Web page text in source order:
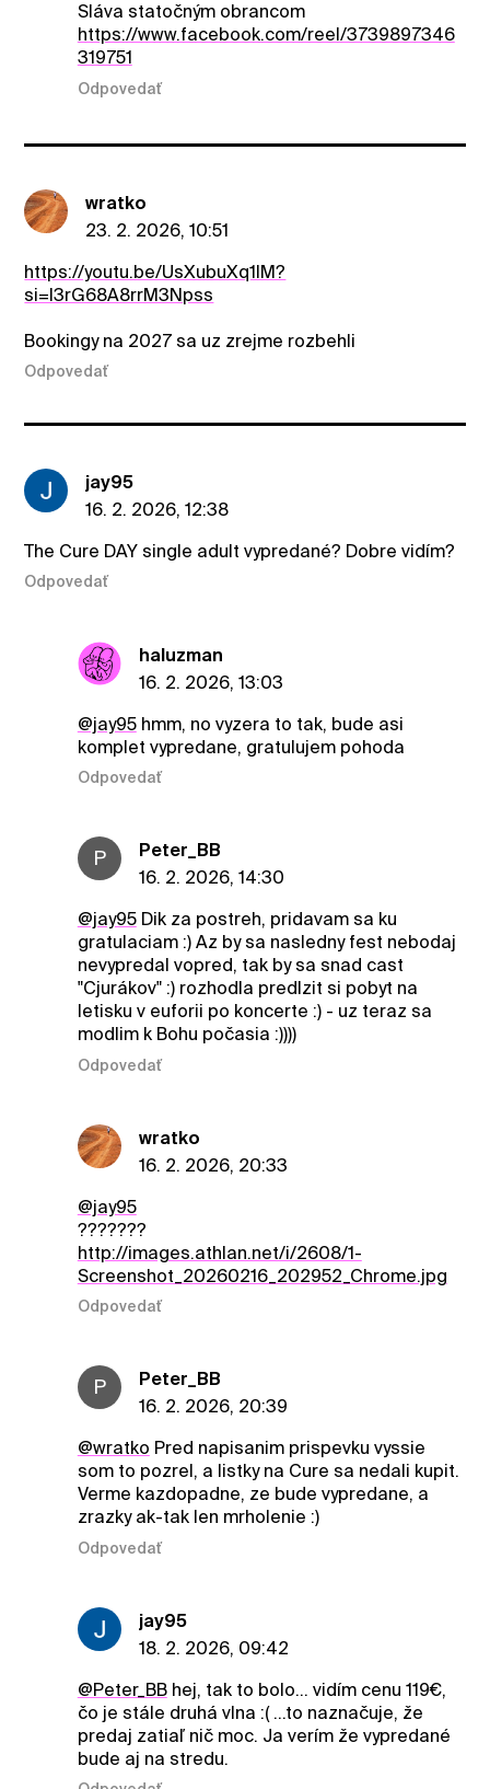
Sláva statočným obrancom
https://www.facebook.com/reel/3739897346
319751
Odpovedať
wratko
23. 2. 2026, 10:51
https://youtu.be/UsXubuXq1lM?
si=I3rG68A8rrM3Npss
Bookingy na 2027 sa uz zrejme rozbehli
Odpovedať
jay95
16. 2. 2026, 12:38
The Cure DAY single adult vypredané? Dobre vidím?
Odpovedať
haluzman
16. 2. 2026, 13:03
@jay95hmm, no vyzera to tak, bude asi
komplet vypredane, gratulujem pohoda
Odpovedať
P
Peter_BB
16. 2. 2026, 14:30
@jay95Dik za postreh, pridavam sa ku
gratulaciam :) Az by sa nasledny fest nebodaj
nevypredal vopred, tak by sa snad cast
"Cjurákov" :) rozhodla predlzit si pobyt na
letisku v euforii po koncerte :) - uz teraz sa
modlim k Bohu počasia :))))
Odpovedať
wratko
16. 2. 2026, 20:33
@jay95
???????
http://images.athlan.net/i/2608/1-
Screenshot_20260216_202952_Chrome.jpg
Odpovedať
P
Peter_BB
16. 2. 2026, 20:39
@wratko Pred napisanim prispevku vyssie
som to pozrel, a listky na Cure sa nedali kupit.
Verme kazdopadne, ze bude vypredane, a
zrazky ak-tak len mrholenie :)
Odpovedať
jay95
18. 2. 2026, 09:42
@Peter_BBhej, tak to bolo... vidím cenu 119€,
čo je stále druhá vlna :( ...to naznačuje, že
predaj zatiaľ nič moc. Ja verím že vypredané
bude aj na stredu.